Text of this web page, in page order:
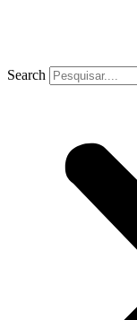
Search